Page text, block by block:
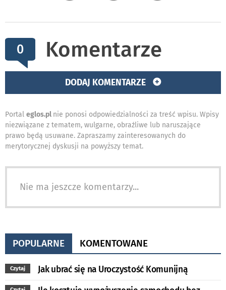
0 Komentarze
DODAJ KOMENTARZE
Portal eglos.pl nie ponosi odpowiedzialności za treść wpisu. Wpisy
niezwiązane z tematem, wulgarne, obraźliwe lub naruszające
prawo będą usuwane. Zapraszamy zainteresowanych do
merytorycznej dyskusji na powyższy temat.
Nie ma jeszcze komentarzy...
POPULARNE KOMENTOWANE
Czytaj Jak ubrać się na Uroczystość Komunijną